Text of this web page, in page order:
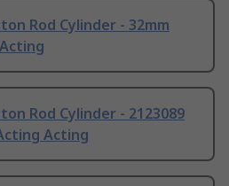
Rod Cylinder - 32mm
Rod Cylinder - 2123089
Acting